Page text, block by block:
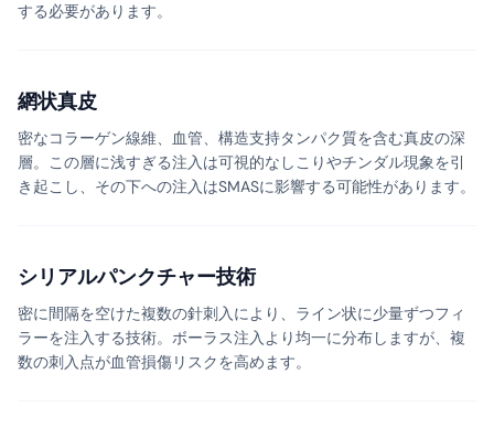
する必要があります。
網状真皮
密なコラーゲン線維、血管、構造支持タンパク質を含む真皮の深
層。この層に浅すぎる注入は可視的なしこりやチンダル現象を引
き起こし、その下への注入はSMASに影響する可能性があります。
シリアルパンクチャー技術
密に間隔を空けた複数の針刺入により、ライン状に少量ずつフィ
ラーを注入する技術。ボーラス注入より均一に分布しますが、複
数の刺入点が血管損傷リスクを高めます。